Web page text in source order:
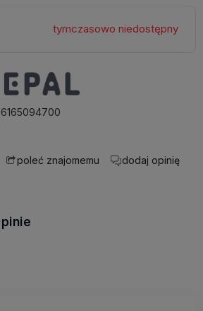
tymczasowo niedostępny
poleć znajomemu dodaj opinię